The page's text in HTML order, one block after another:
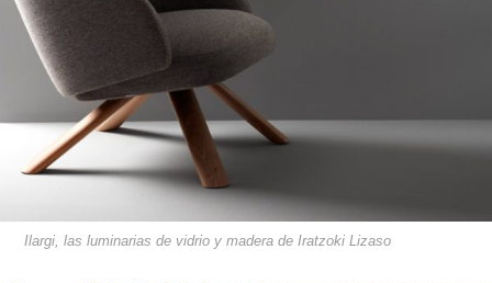
Ilargi, las luminarias de vidrio y madera de Iratzoki Lizaso